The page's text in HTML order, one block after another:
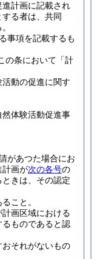
計画に記載され
る者は、共同
事項を記載するも
の条において「計
動の促進に関す
体験活動促進事
があつた場合にお
計画が次の各号の
きは、その認定
こと。
画区域における
ものであると認
それがないもの